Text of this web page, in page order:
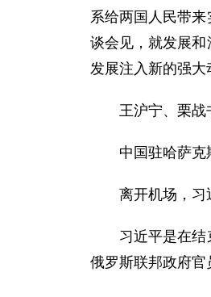
系给两国人民带
谈会见，就发展
发展注入新的强大
王沪宁、栗战书
中国驻哈萨克斯
离开机场，习近
习近平是在结束
俄罗斯联邦政府官